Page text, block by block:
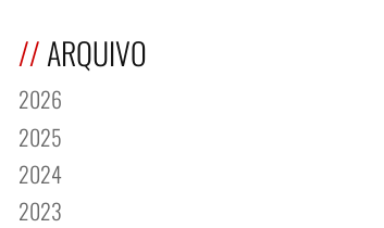
ARQUIVO
2026
2025
2024
2023